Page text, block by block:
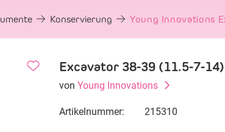
Konservierung Young Innovations
Excavator 38-39 (11.5-7-14)
von Young Innovations
Artikelnummer: 215310